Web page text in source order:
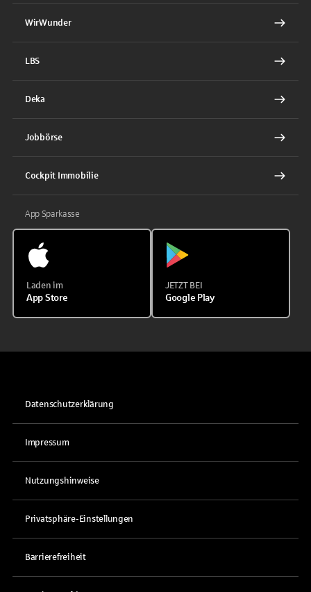
WirWunder
LBS
Deka
Jobbörse
Cockpit Immobilie
App Sparkasse
Laden im
App Store
JETZT BEI
Google Play
Datenschutzerklärung
Impressum
Nutzungshinweise
Privatsphäre-Einstellungen
Barrierefreiheit